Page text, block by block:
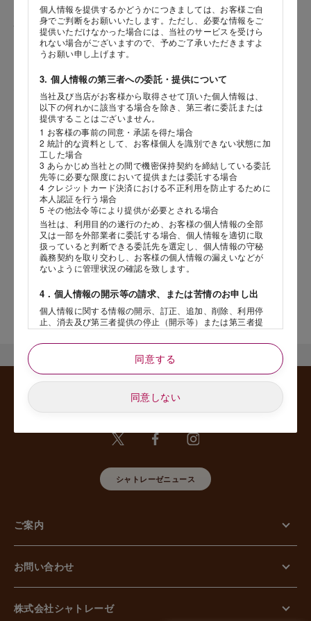
個人情報を提供するかどうかにつきましては、お客様ご自
身でご判断をお願いいたします。ただし、必要な情報をご
提供いただけなかった場合には、当社のサービスを受けら
れない場合がございますので、予めご了承いただきますよ
うお願い申し上げます。
3. 個人情報の第三者への委託・提供について
当社及び当店がお客様から取得させて頂いた個人情報は、
以下の何れかに該当する場合を除き、第三者に委託または
提供することはございません。
1 お客様の事前の同意・承諾を得た場合
2 統計的な資料として、お客様個人を識別できない状態に加
工した場合
3 あらかじめ当社との間で機密保持契約を締結している委託
先等に必要な限度において提供または委託する場合
4 クレジットカード決済における不正利用を防止するために
本人認証を行う場合
5 その他法令等により提供が必要とされる場合
当社は、利用目的の遂行のため、お客様の個人情報の全部
又は一部を外部業者に委託する場合、個人情報を適切に取
扱っていると判断できる委託先を選定し、個人情報の守秘
義務契約を取り交わし、お客様の個人情報の漏えいなどが
ないように管理状況の確認を致します。
4．個人情報の開示等の請求、または苦情のお申し出
個人情報に関する情報の開示、訂正、追加、削除、利用停
止、消去及び第三者提供の停止（開示等）または第三者提
供記録の開示、若しくは利用目的の通知等（以下、「開示
等の請求」といいます）のご請求があった場合または苦情
のお申し出があった場合には、請求者がご本人であること
あるいは正式な代理人として認められる方であることを確
認させていただいたうえで、特別な理由のない限り合理的
5. 個人情報の安全管理のために講じた措置について
当社は外的環境を把握した上で個人情報の安全管理のため
に以下の措置をしております。
組織体制の整備、個人情報の取扱いに係る規律に従った運
用、個人情報の取扱い状況を確認する手段の整備、漏えい
等事案に対応する体制の整備、取扱い状況の把握及び安全
【人的安全管理措置】
期的な教育等を行っております。また、個人情報の秘密保
【物理的安全管理措置】
止、個人情報の削除及び機器、電子媒体等の廃棄に関し
て、必要な措置を講じています。
同意する
同意しない
年
月 日
店舗サービスに関するお問い合わせにつきましては、内容欄に『店
舗名』を記載いただけますと幸いです。
シャトレーゼニュース
ご案内
お問い合わせ
株式会社シャトレーゼ
岳や末広がりを意味す
つ時」という意味を込
雄大な八ヶ岳山麓の自
れる、こだわりのスイー
海外 Overseas shops
Indonesia
Malaysia
Hong Kong
UAE
Thailand
Vietnam